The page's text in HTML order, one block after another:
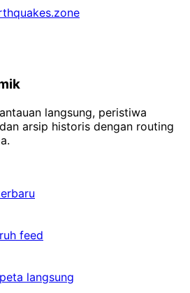
langsung, peristiwa
arsip historis dengan routing
feed
langsung